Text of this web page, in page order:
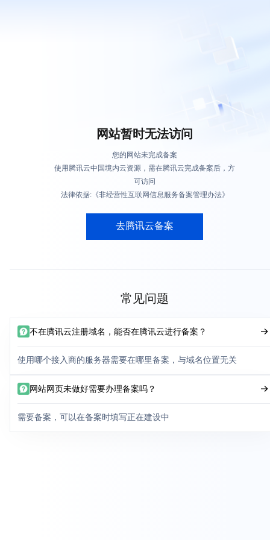
网站暂时无法访问
您的网站未完成备案
使用腾讯云中国境内云资源，需在腾讯云完成备案后，方
可访问
法律依据:《非经营性互联网信息服务备案管理办法》
去腾讯云备案
常见问题
不在腾讯云注册域名，能否在腾讯云进行备案？
使用哪个接入商的服务器需要在哪里备案，与域名位置无关
网站网页未做好需要办理备案吗？
需要备案，可以在备案时填写正在建设中